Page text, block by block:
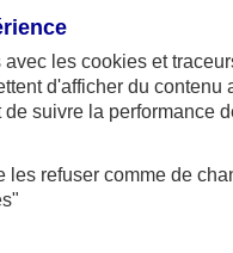
avec les cookies et
d'afficher du contenu
suivre la performance
les refuser comme de
"